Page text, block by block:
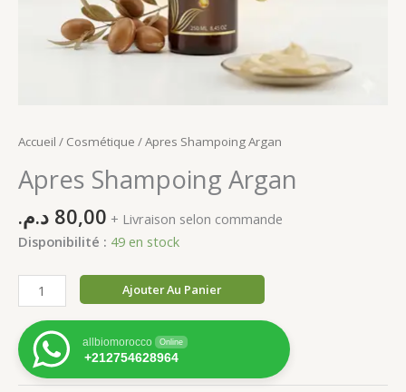
Accueil / Cosmétique / Apres Shampoing Argan
Apres Shampoing Argan
80,00 د.م.
+ Livraison selon commande
Disponibilité : 49 en stock
quantité
de
Apres
Shampoing
Argan
Ajouter Au Panier
allbiomorocco Online
+212754628964